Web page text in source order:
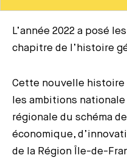
L’année 2022 a posé
chapitre de l’histoire
Cette nouvelle histoire
les ambitions
régionale du schéma
économique,
de la Région Île-de-